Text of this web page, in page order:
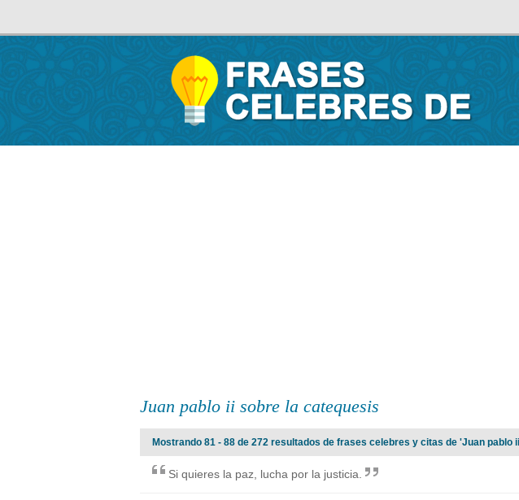
Juan pablo ii sobre la catequesis
Mostrando 81 - 88 de 272 resultados de frases celebres y citas de 'Juan
Si quieres la paz, lucha por la justicia.